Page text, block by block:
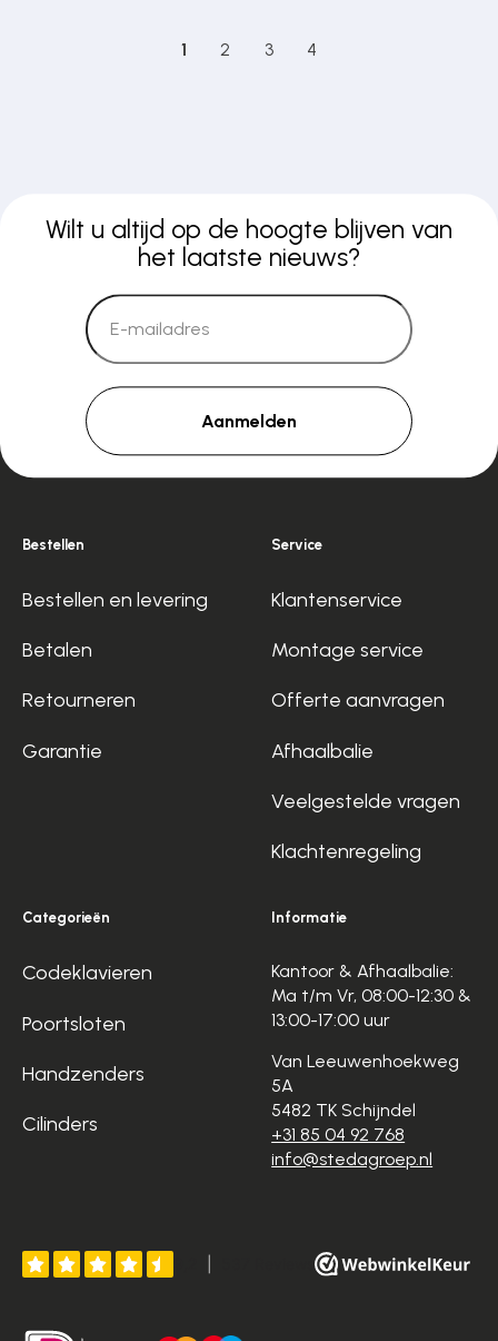
1 2 3 4
Wilt u altijd op de hoogte blijven van
het laatste nieuws?
Aanmelden
Bestellen
Bestellen en levering
Betalen
Retourneren
Garantie
Service
Klantenservice
Montage service
Offerte aanvragen
Afhaalbalie
Veelgestelde vragen
Klachtenregeling
Categorieën
Codeklavieren
Poortsloten
Handzenders
Cilinders
Informatie
Kantoor & Afhaalbalie:
Ma t/m Vr, 08:00-12:30 &
13:00-17:00 uur
Van Leeuwenhoekweg
5A
5482 TK Schijndel
+31 85 04 92 768
info@stedagroep.nl